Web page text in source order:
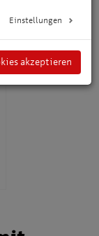
Einstellungen
akzeptieren